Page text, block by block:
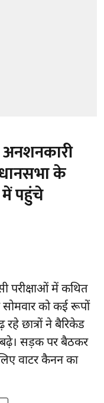
के
पहुंचे
में कथित
को कई रूपों
छात्रों ने बैरिकेड
सड़क पर बैठकर
वाटर कैनन का